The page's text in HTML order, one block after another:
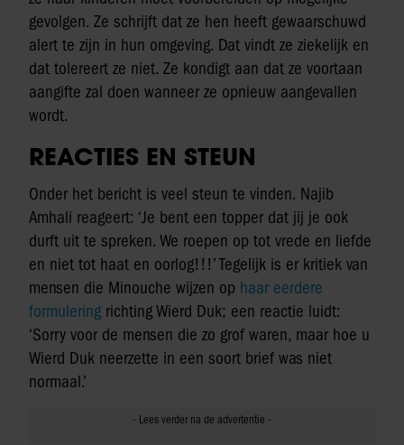
gevolgen. Ze schrijft dat ze hen heeft gewaarschuwd
alert te zijn in hun omgeving. Dat vindt ze ziekelijk en
dat tolereert ze niet. Ze kondigt aan dat ze voortaan
aangifte zal doen wanneer ze opnieuw aangevallen
wordt.
REACTIES EN STEUN
Onder het bericht is veel steun te vinden. Najib
Amhali reageert: ‘Je bent een topper dat jij je ook
durft uit te spreken. We roepen op tot vrede en liefde
en niet tot haat en oorlog!!!’ Tegelijk is er kritiek van
mensen die Minouche wijzen op haar eerdere
formulering richting Wierd Duk; een reactie luidt:
‘Sorry voor de mensen die zo grof waren, maar hoe u
Wierd Duk neerzette in een soort brief was niet
normaal.’